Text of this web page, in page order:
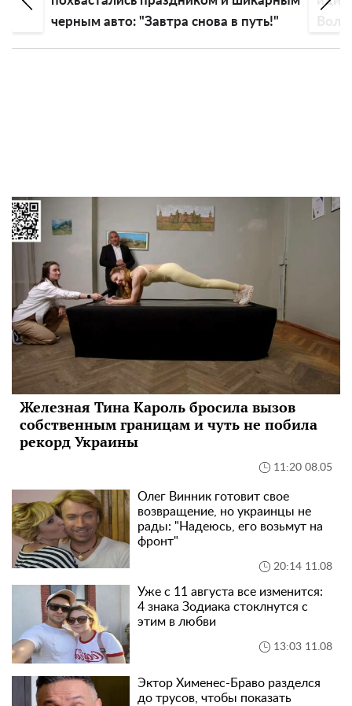
черным авто: "Завтра снова в путь!"
Железная Тина Кароль бросила вызов
собственным границам и чуть не побила
рекорд Украины
11:20 08.05
Олег Винник готовит свое
возвращение, но украинцы не
рады: "Надеюсь, его возьмут на
фронт"
20:14 11.08
Уже с 11 августа все изменится:
4 знака Зодиака стоклнутся с
этим в любви
13:03 11.08
Эктор Хименес-Браво разделся
до трусов, чтобы показать